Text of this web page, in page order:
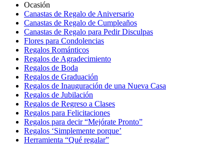
Ocasión
Canastas de Regalo de Aniversario
Canastas de Regalo de Cumpleaños
Canastas de Regalo para Pedir Disculpas
Flores para Condolencias
Regalos Románticos
Regalos de Agradecimiento
Regalos de Boda
Regalos de Graduación
Regalos de Inauguración de una Nueva Casa
Regalos de Jubilación
Regalos de Regreso a Clases
Regalos para Felicitaciones
Regalos para decir “Mejórate Pronto”
Regalos ‘Simplemente porque’
Herramienta “Qué regalar”